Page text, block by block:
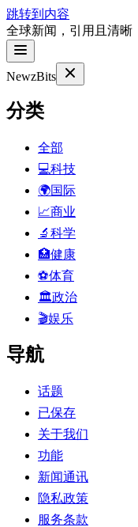
跳转到内容
全球新闻，引用且清晰
NewzBits
分类
全部
💻科技
🌍国际
📈商业
🔬 科学
🏥健康
⚽体育
🏛政治
🎬娱乐
导航
话题
已保存
关于我们
功能
新闻通讯
隐私政策
服务条款